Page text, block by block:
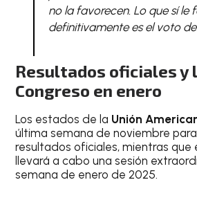
no la favorecen. Lo que sí le
definitivamente es el voto de
Resultados oficiales y
Congreso en enero
Los estados de la Unión
última semana de noviembre
resultados oficiales, mientras que
llevará a cabo una sesión
semana de enero de 2025.